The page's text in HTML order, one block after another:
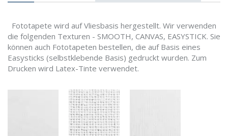
Fototapete wird auf Vliesbasis hergestellt. Wir verwenden
die folgenden Texturen - SMOOTH, CANVAS, EASYSTICK. Sie
können auch Fototapeten bestellen, die auf Basis eines
Easysticks (selbstklebende Basis) gedruckt wurden. Zum
Drucken wird Latex-Tinte verwendet.